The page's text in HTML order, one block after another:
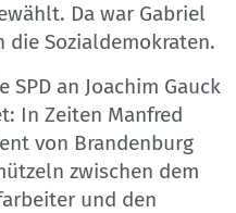
Da war Gabriel
die Sozialdemokraten.
an Joachim Gauck
In Zeiten Manfred
von Brandenburg
zwischen dem
und den